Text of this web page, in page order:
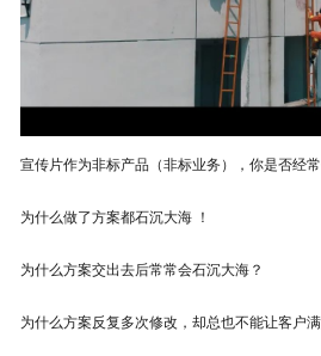
宣传片作为非标产品（非标业务），你是否经
为什么做了方案都石沉大海 ！
为什么方案交出去后常常会石沉大海？
为什么方案反复多次修改，却总也不能让客户满